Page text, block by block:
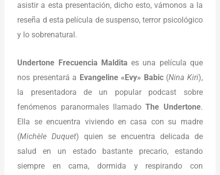
asistir a esta presentación, dicho esto, vámonos a la
reseña d esta película de suspenso, terror psicológico
y lo sobrenatural.
Undertone Frecuencia Maldita es una película que
nos presentará a Evangeline «Evy» Babic(Nina Kiri),
la presentadora de un popular podcast sobre
fenómenos paranormales llamadoThe Undertone.
Ella se encuentra viviendo en casa con su madre
(Michèle Duquet) quien se encuentra delicada de
salud en un estado bastante precario, estando
siempre en cama, dormida y respirando con